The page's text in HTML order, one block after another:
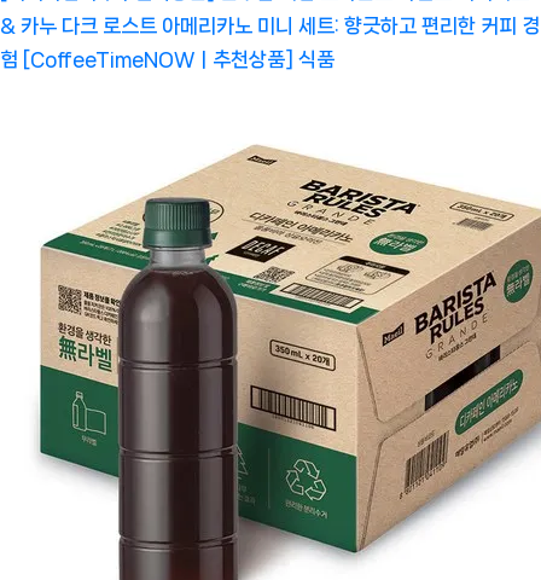
& 카누 다크 로스트 아메리카노 미니 세트: 향긋하고 편리한 커피 경
험 [CoffeeTimeNOWㅣ추천상품] 식품